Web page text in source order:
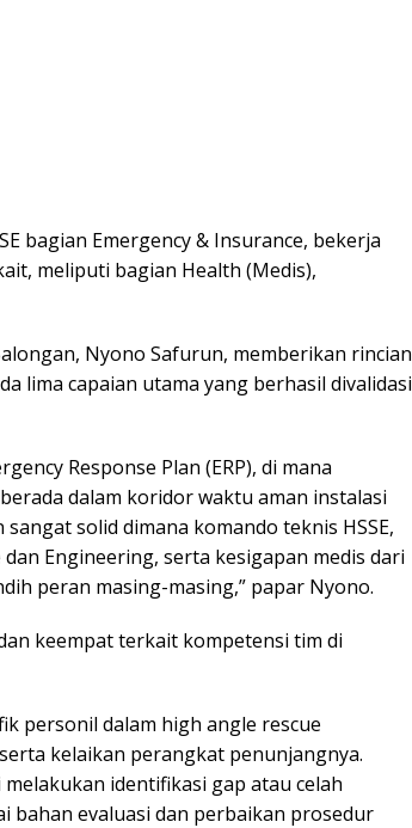
bagian Emergency & Insurance, bekerja
meliputi bagian Health (Medis),
Nyono Safurun, memberikan rincian
lima capaian utama yang berhasil divalidasi
Response Plan (ERP), di mana
dalam koridor waktu aman instalasi
solid dimana komando teknis HSSE,
Engineering, serta kesigapan medis dari
peran masing-masing,” papar Nyono.
keempat terkait kompetensi tim di
personil dalam high angle rescue
kelaikan perangkat penunjangnya.
identifikasi gap atau celah
bahan evaluasi dan perbaikan prosedur